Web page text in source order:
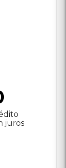
juros